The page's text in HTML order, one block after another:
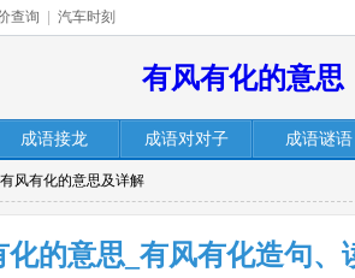
查询 汽车时刻
有风有化的意思
成语接龙 成语对对子 成语谜语
风有化的意思及详解
化的意思_有风有化造句、